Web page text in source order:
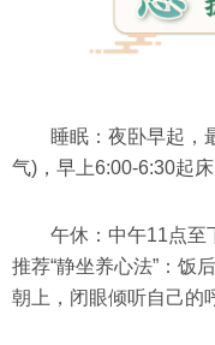
睡眠：夜卧早起，
气)，早上6:00-6:30起床
午休：中午11点至
推荐“静坐养心法”：饭
朝上，闭眼倾听自己的